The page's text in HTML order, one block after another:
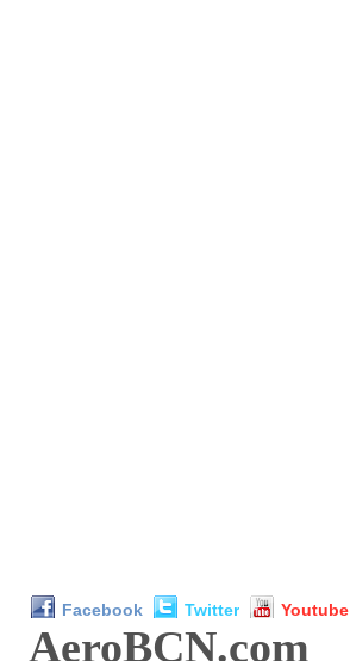
Facebook Twitter Youtube
AeroBCN.com